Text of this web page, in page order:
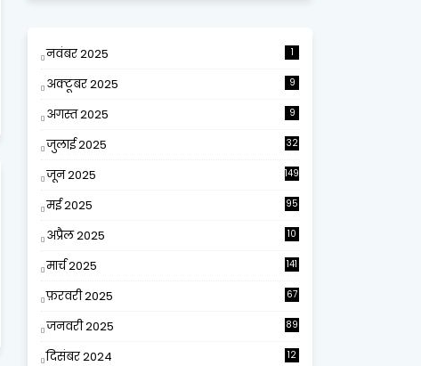
नवंबर 2025 1
अक्टूबर 2025 9
अगस्त 2025 9
जुलाई 2025 32
जून 2025 149
मई 2025 95
अप्रैल 2025
10
मार्च 2025 141
फ़रवरी 2025 67
जनवरी 2025 89
दिसंबर 2024
12